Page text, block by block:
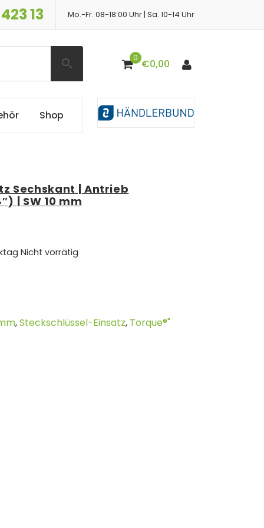
13 Mo.-Fr. 08-18:00 Uhr | Sa. 10-14 Uhr
0 €0,00
hör Shop
Sechskant | Antrieb
| SW 10 mm
Nicht vorrätig
,Steckschlüssel-Einsatz, Torque®"